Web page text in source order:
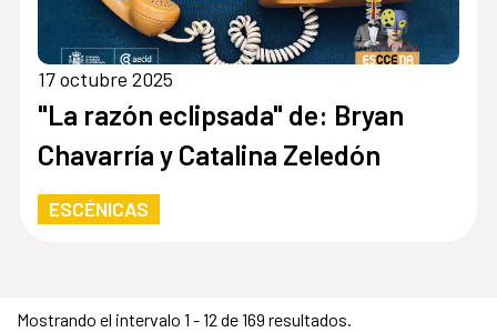
17 octubre 2025
"La razón eclipsada" de: Bryan
Chavarría y Catalina Zeledón
ESCÉNICAS
Mostrando el intervalo 1 - 12 de 169 resultados.